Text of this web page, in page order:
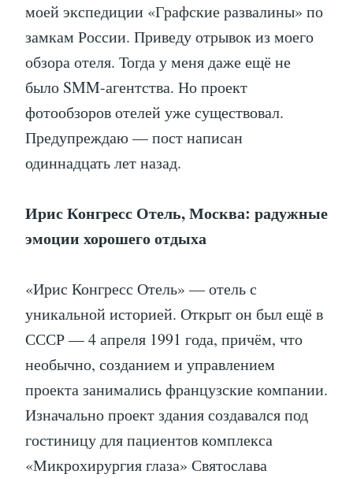
моей экспедиции «Графские развалины» по
замкам России. Приведу отрывок из моего
обзора отеля. Тогда у меня даже ещё не
было SMM-агентства. Но проект
фотообзоров отелей уже существовал.
Предупреждаю — пост написан
одиннадцать лет назад.
Ирис Конгресс Отель, Москва: радужные
эмоции хорошего отдыха
«Ирис Конгресс Отель» — отель с
уникальной историей. Открыт он был ещё в
СССР — 4 апреля 1991 года, причём, что
необычно, созданием и управлением
проекта занимались французские компании.
Изначально проект здания создавался под
гостиницу для пациентов комплекса
«Микрохирургия глаза» Святослава